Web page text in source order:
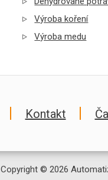
Výroba koření
Výroba medu
Kontakt
Copyright © 2026